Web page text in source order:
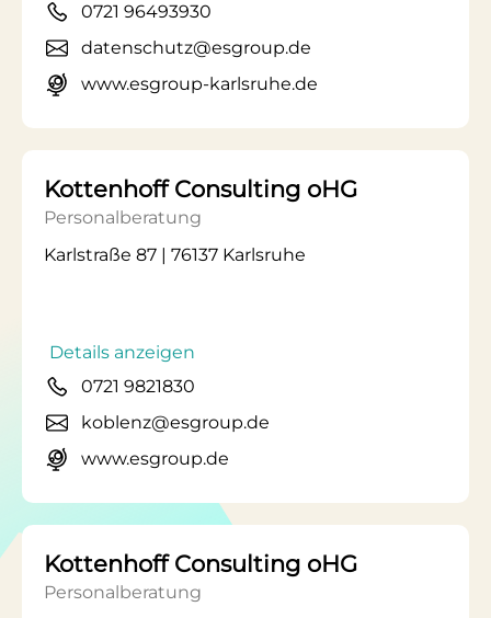
0721 96493930
datenschutz@esgroup.de
www.esgroup-karlsruhe.de
Kottenhoff Consulting oHG
Personalberatung
Karlstraße 87 | 76137 Karlsruhe
Details anzeigen
0721 9821830
koblenz@esgroup.de
www.esgroup.de
Kottenhoff Consulting oHG
Personalberatung